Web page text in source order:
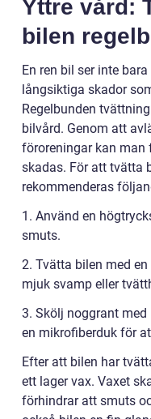
Yttre vård:
bilen
En ren bil ser inte
långsiktiga skador
Regelbunden
bilvård. Genom att
föroreningar kan man
skadas. För att tvätta
rekommenderas
1. Använd en
smuts.
2. Tvätta bilen med
mjuk svamp eller
3. Skölj noggrant
en mikrofiberduk för
Efter att bilen har
ett lager vax. Vaxet
förhindrar att smuts